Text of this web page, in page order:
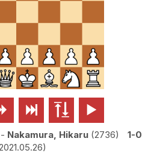
  
- Nakamura, Hikaru 2736
1-0